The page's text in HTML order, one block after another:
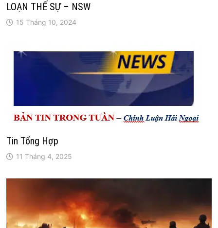
LOẠN THẾ SỰ – NSW
15 Tháng 10, 2024
Tin Tổng Hợp
11 Tháng 4, 2025